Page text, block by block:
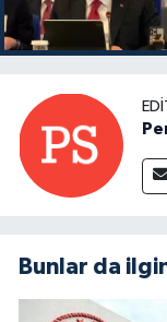
Bunlar da